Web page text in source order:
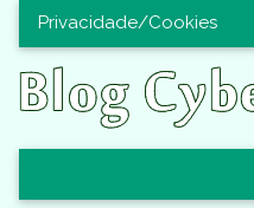
Privacidade/Cookies